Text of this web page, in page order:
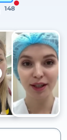
148
+105